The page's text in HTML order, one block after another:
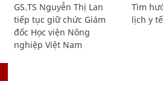
GS.TS Nguyễn Thị Lan
tiếp tục giữ chức Giám
đốc Học viện Nông
nghiệp Việt Nam
Tìm
lịch y tế